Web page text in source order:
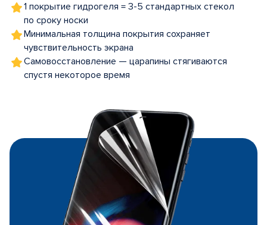
1 покрытие гидрогеля = 3-5 стандартных стекол
по сроку носки
Минимальная толщина покрытия сохраняет
чувствительность экрана
Самовосстановление — царапины стягиваются
спустя некоторое время